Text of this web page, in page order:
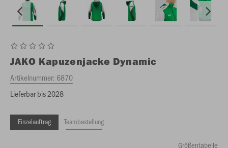
JAKO Kapuzenjacke Dynamic
Artikelnummer: 6870
Lieferbar bis 2028
Einzelauftrag Teambestellung
Größentabelle